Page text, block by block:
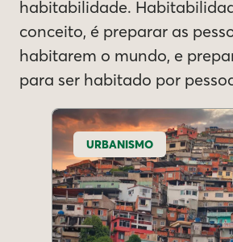
habitabilidade.
conceito, é preparar as
habitarem o mundo, e
para ser habitado por
URBANISMO